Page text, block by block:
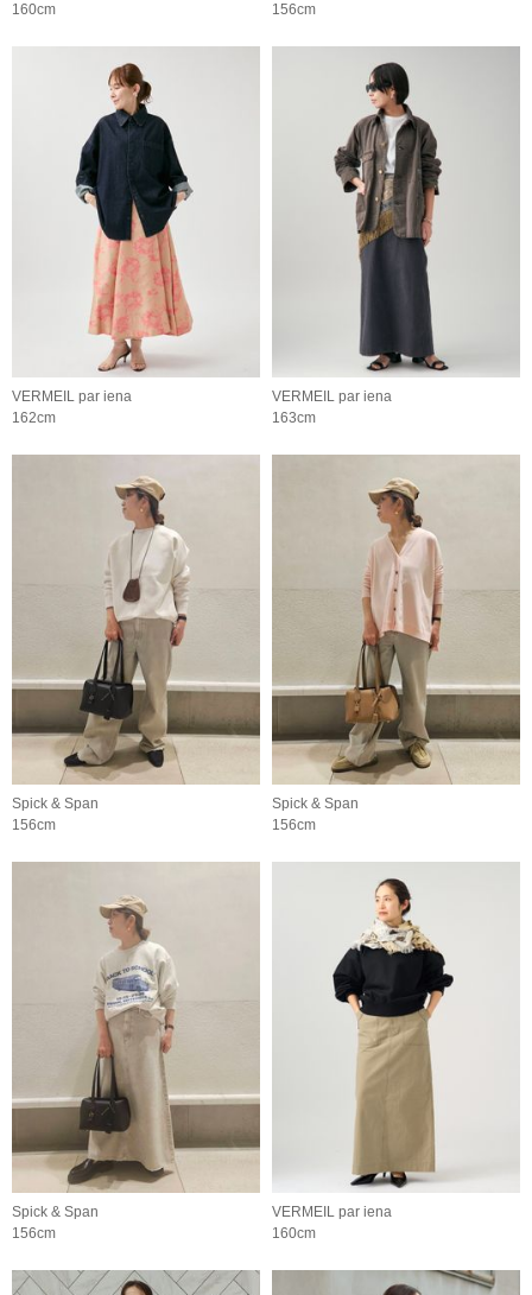
160cm
156cm
VERMEIL par iena
162cm
VERMEIL par iena
163cm
Spick & Span
156cm
Spick & Span
156cm
Spick & Span
156cm
VERMEIL par iena
160cm